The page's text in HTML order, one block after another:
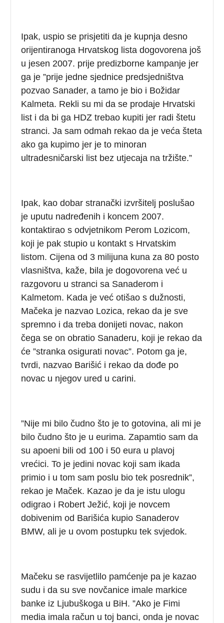
Ipak, uspio se prisjetiti da je kupnja desno
orijentiranoga Hrvatskog lista dogovorena još
u jesen 2007. prije predizborne kampanje jer
ga je ”prije jedne sjednice predsjedništva
pozvao Sanader, a tamo je bio i Božidar
Kalmeta. Rekli su mi da se prodaje Hrvatski
list i da bi ga HDZ trebao kupiti jer radi štetu
stranci. Ja sam odmah rekao da je veća šteta
ako ga kupimo jer je to minoran
ultradesničarski list bez utjecaja na tržište.”
Ipak, kao dobar stranački izvršitelj poslušao
je uputu nadređenih i koncem 2007.
kontaktirao s odvjetnikom Perom Lozicom,
koji je pak stupio u kontakt s Hrvatskim
listom. Cijena od 3 milijuna kuna za 80 posto
vlasništva, kaže, bila je dogovorena već u
razgovoru u stranci sa Sanaderom i
Kalmetom. Kada je već otišao s dužnosti,
Mačeka je nazvao Lozica, rekao da je sve
spremno i da treba donijeti novac, nakon
čega se on obratio Sanaderu, koji je rekao da
će ”stranka osigurati novac”. Potom ga je,
tvrdi, nazvao Barišić i rekao da dođe po
novac u njegov ured u carini.
”Nije mi bilo čudno što je to gotovina, ali mi je
bilo čudno što je u eurima. Zapamtio sam da
su apoeni bili od 100 i 50 eura u plavoj
vrećici. To je jedini novac koji sam ikada
primio i u tom sam poslu bio tek posrednik”,
rekao je Maček. Kazao je da je istu ulogu
odigrao i Robert Ježić, koji je novcem
dobivenim od Barišića kupio Sanaderov
BMW, ali je u ovom postupku tek svjedok.
Mačeku se rasvijetlilo pamćenje pa je kazao
sudu i da su sve novčanice imale markice
banke iz Ljubuškoga u BiH. ”Ako je Fimi
media imala račun u toj banci, onda je novac